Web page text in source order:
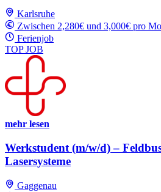
Karlsruhe
Zwischen 2,280€ und 3,000€ pro
Ferienjob
TOP JOB
mehr lesen
Werkstudent (m/w/d) –
Lasersysteme
Gaggenau